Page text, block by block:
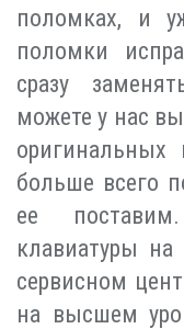
поломках, и
поломки
сразу
можете у нас
оригинальных
больше всего
ее
клавиатуры на
сервисном
на высшем